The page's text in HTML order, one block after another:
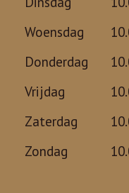
Woensdag
Donderdag
Vrijdag
Zaterdag
Zondag